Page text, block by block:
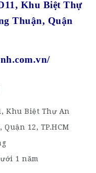
Khu Biệt Thự
Thuận, Quận
Khu Biệt Thự An
12, TP.HCM
1 năm